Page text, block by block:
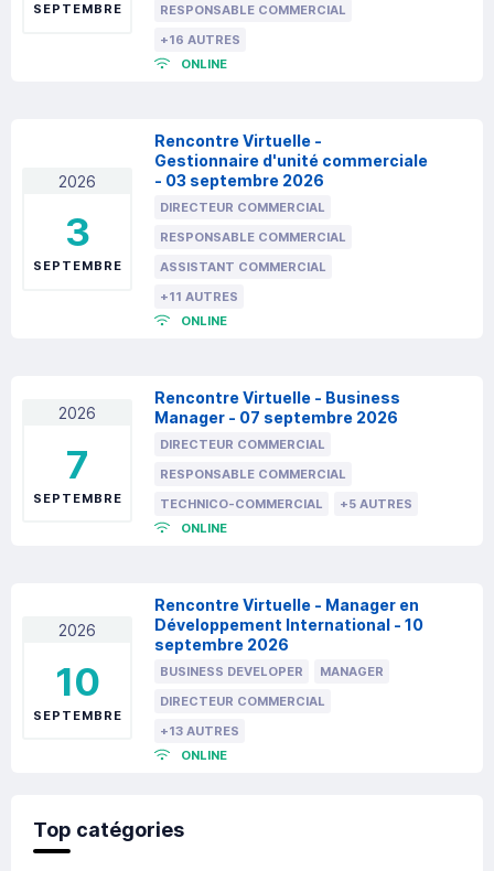
SEPTEMBRE
RESPONSABLE COMMERCIAL
+16 AUTRES
ONLINE
2026
3
SEPTEMBRE
Rencontre Virtuelle -
Gestionnaire d'unité commerciale
- 03 septembre 2026
DIRECTEUR COMMERCIAL
RESPONSABLE COMMERCIAL
ASSISTANT COMMERCIAL
+11 AUTRES
ONLINE
2026
7
SEPTEMBRE
Rencontre Virtuelle - Business
Manager - 07 septembre 2026
DIRECTEUR COMMERCIAL
RESPONSABLE COMMERCIAL
TECHNICO-COMMERCIAL
+5 AUTRES
ONLINE
2026
10
SEPTEMBRE
Rencontre Virtuelle - Manager en
Développement International - 10
septembre 2026
BUSINESS DEVELOPER
MANAGER
DIRECTEUR COMMERCIAL
+13 AUTRES
ONLINE
Top catégories